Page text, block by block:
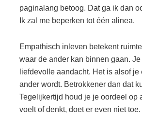
paginalang betoog. Dat ga ik dan
Ik zal me beperken tot één alinea.
Empathisch inleven betekent
waar de ander kan binnen gaan. Je
liefdevolle aandacht. Het is alsof
ander wordt. Betrokkener dan dat
Tegelijkertijd houd je je oordeel op
voelt of denkt, doet er even niet